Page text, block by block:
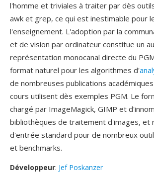
l'homme et triviales à traiter par dès
awk et grep, ce qui est inestimable pour
l'enseignement. L'adoption par la
et de vision par ordinateur constitue un
représentation monocanal directe du
format naturel pour les algorithmes d'
de nombreuses publications
cours utilisent dès exemples PGM. Le
chargé par ImageMagick, GIMP et
bibliothèques de traitement d'images, et
d'entrée standard pour de nombreux
et benchmarks.
Développeur: Jef Poskanzer